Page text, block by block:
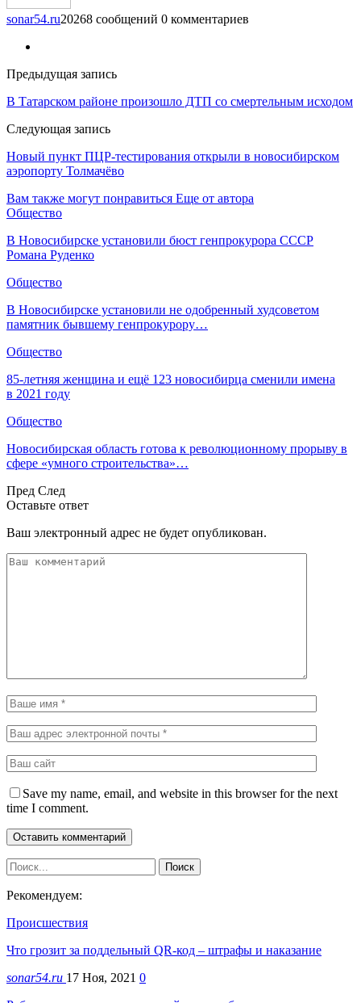
sonar54.ru20268 сообщений 0 комментариев
Предыдущая запись
В Татарском районе произошло ДТП со смертельным исходом
Следующая запись
Новый пункт ПЦР-тестирования открыли в новосибирском
аэропорту Толмачёво
Вам также могут понравиться Еще от автора
Общество
В Новосибирске установили бюст генпрокурора СССР
Романа Руденко
Общество
В Новосибирске установили не одобренный худсоветом
памятник бывшему генпрокурору…
Общество
85-летняя женщина и ещё 123 новосибирца сменили имена
в 2021 году
Общество
Новосибирская область готова к революционному прорыву в
сфере «умного строительства»…
Пред След
Оставьте ответ
Ваш электронный адрес не будет опубликован.
Save my name, email, and website in this browser for the next
time I comment.
Рекомендуем:
Происшествия
Что грозит за поддельный QR-код – штрафы и наказание
sonar54.ru 17 Ноя, 2021 0